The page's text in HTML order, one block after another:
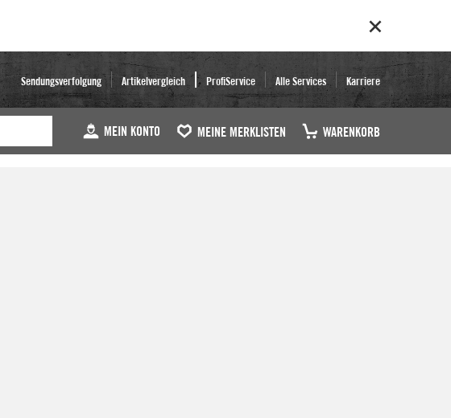
Sendungsverfolgung Artikelvergleich ProfiService Alle Services Karriere
MEIN KONTO MEINE MERKLISTEN WARENKORB